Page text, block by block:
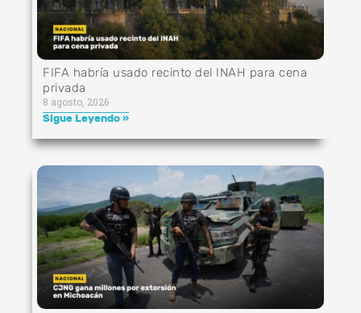
FIFA habría usado recinto del INAH para cena
privada
8 agosto, 2026
Sigue Leyendo »